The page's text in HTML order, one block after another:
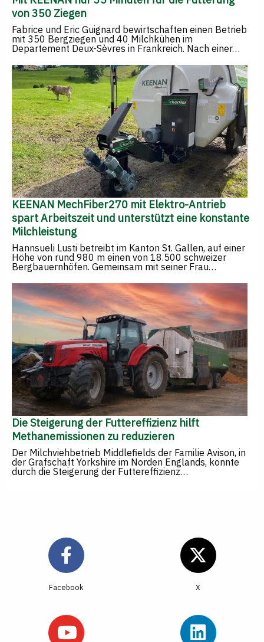
von 350 Ziegen
Fabrice und Eric Guignard bewirtschaften einen Betrieb
mit 350 Bergziegen und 40 Milchkühen im
Departement Deux-Sèvres in Frankreich. Nach einer…
KEENAN MechFiber270 mit Elektro-Antrieb
spart Arbeitszeit und unterstützt eine konstante
Milchleistung
Hannsueli Lusti betreibt im Kanton St. Gallen, auf einer
Höhe von rund 980 m einen von 18.500 schweizer
Bergbauernhöfen. Gemeinsam mit seiner Frau…
Die Steigerung der Futtereffizienz hilft
Methanemissionen zu reduzieren
Der Milchviehbetrieb Middlefields der Familie Avison, in
der Grafschaft Yorkshire im Norden Englands, konnte
durch die Steigerung der Futtereffizienz…
Facebook